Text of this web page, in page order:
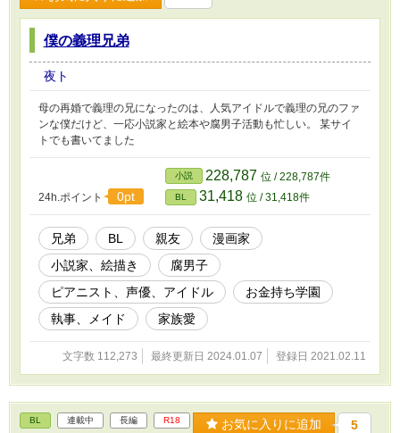
僕の義理兄弟
夜ト
母の再婚で義理の兄になったのは、人気アイドルで義理の兄のファ
ンな僕だけど、一応小説家と絵本や腐男子活動も忙しい。 某サイ
トでも書いてました
24h.ポイント 0pt
小説 228,787 位 / 228,787件
BL 31,418 位 / 31,418件
兄弟 BL 親友
漫画家
小説家、絵描き
腐男子
ピアニスト、声優、アイドル
お金持ち学園
執事、メイド
家族愛
文字数 112,273 最終更新日 2024.01.07 登録日 2021.02.11
BL 連載中 長編 R18 お気に入りに追加 5